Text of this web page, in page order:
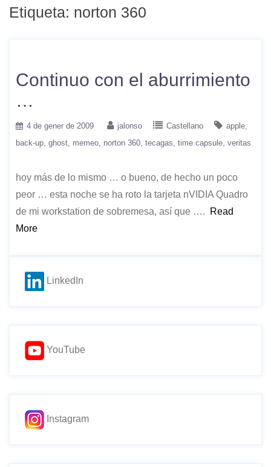
Etiqueta: norton 360
Continuo con el aburrimiento
…
4 de gener de 2009 jalonso Castellano
apple
back-up ghost memeo norton 360 tecagas time capsule veritas
hoy más de lo mismo … o bueno, de hecho un poco
peor … esta noche se ha roto la tarjeta nVIDIA Quadro
de mi workstation de sobremesa, así que ….
Read
More
LinkedIn
YouTube
Instagram